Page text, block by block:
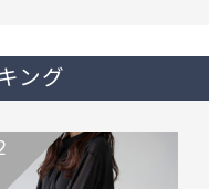
ング